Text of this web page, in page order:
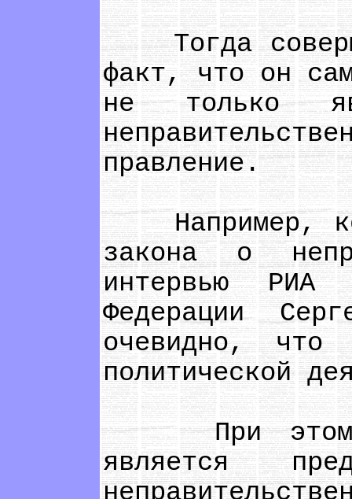
Тогда
факт, что он
не только
правление.
Например,
закона о
интервью РИА
Федерации
очевидно, что
политической
При этом
является